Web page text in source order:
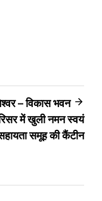
– विकास भवन
में खुली नमन स्वयं
समूह की कैंटीन